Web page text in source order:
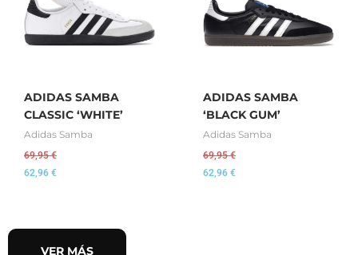
ADIDAS SAMBA
CLASSIC ‘WHITE’
Adidas Samba
69,95€
62,96 €
ADIDAS SAMBA
‘BLACK GUM’
Adidas Samba
69,95€
62,96 €
VER MÁS